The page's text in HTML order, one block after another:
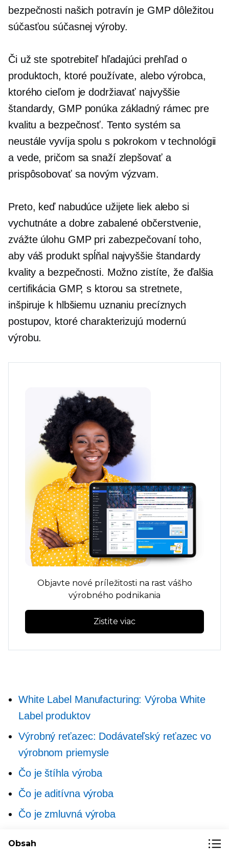
bezpečnosti našich potravín je GMP dôležitou
súčasťou súčasnej výroby.
Či už ste spotrebiteľ hľadajúci prehľad o
produktoch, ktoré používate, alebo výrobca,
ktorého cieľom je dodržiavať najvyššie
štandardy, GMP ponúka základný rámec pre
kvalitu a bezpečnosť. Tento systém sa
neustále vyvíja spolu s pokrokom v technológii
a vede, pričom sa snaží zlepšovať a
prispôsobovať sa novým výzvam.
Preto, keď nabudúce užijete liek alebo si
vychutnáte a dobre zabalené občerstvenie,
zvážte úlohu GMP pri zabezpečovaní toho,
aby váš produkt spĺňal najvyššie štandardy
kvality a bezpečnosti. Možno zistíte, že ďalšia
certifikácia GMP, s ktorou sa stretnete,
inšpiruje k hlbšiemu uznaniu precíznych
postupov, ktoré charakterizujú modernú
výrobu.
Objavte nové príležitosti na rast vášho
výrobného podnikania
Zistite viac
White Label Manufacturing: Výroba White
Label produktov
Výrobný reťazec: Dodávateľský reťazec vo
výrobnom priemysle
Čo je štíhla výroba
Čo je aditívna výroba
Čo je zmluvná výroba
Obsah